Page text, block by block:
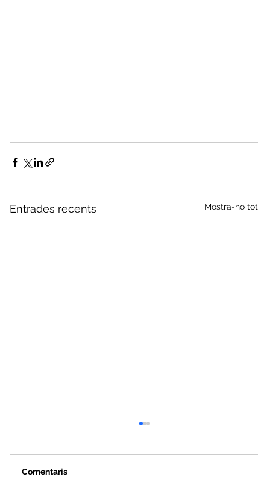
Entrades recents Mostra-ho tot
Comentaris